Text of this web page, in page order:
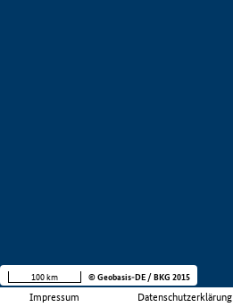
Impressum Datenschutzerklärung
100 km © Geobasis-DE / BKG 2015